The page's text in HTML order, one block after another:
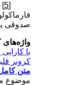
صدوقی
واژه‌های
با کارایی
کرونر
متن کامل169 kb]
موضوع